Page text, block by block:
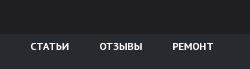
СТАТЬИ ОТЗЫВЫ
РЕМОНТ